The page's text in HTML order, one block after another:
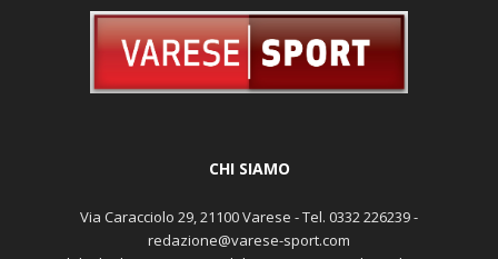
CHI SIAMO
Via Caracciolo 29, 21100 Varese - Tel. 0332 226239 -
redazione@varese-sport.com